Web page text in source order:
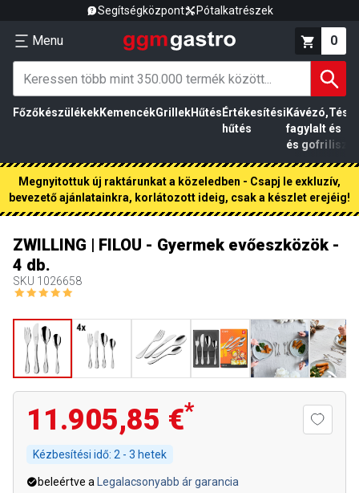
Segítségközpont Pótalkatrészek
Menu 0
FőzőkészülékekKemencékGrillekHűtés Értékesítési
hűtés
Kávézó,
fagylalt
és gofri
és
liszt
Megnyitottuk új raktárunkat a közeledben - Csapj le exkluzív,
bevezető ajánlatainkra, korlátozott ideig, csak a készlet erejéig!
ZWILLING | FILOU - Gyermek evőeszközök -
4 db.
SKU 1026658
11.905,85 €*
Kézbesítési idő: 2 - 3 hetek
beleértve a
Legalacsonyabb ár garancia